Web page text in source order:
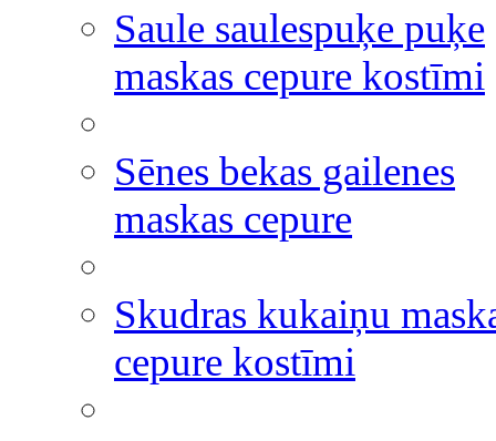
Saule saulespuķe puķe
maskas cepure kostīmi
Sēnes bekas gailenes
maskas cepure
Skudras kukaiņu
cepure kostīmi